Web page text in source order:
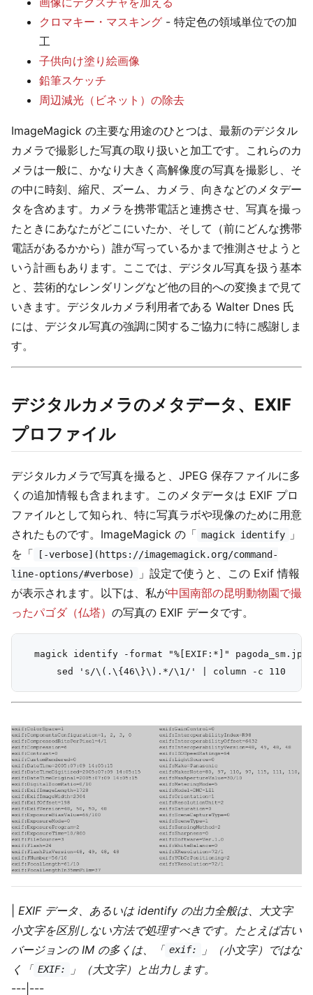
クロマキー・マスキング - 特定色の領域単位での加
工
子供向け塗り絵画像
鉛筆スケッチ
周辺減光（ビネット）の除去
ImageMagick の主要な用途のひとつは、最新のデジタル
カメラで撮影した写真の取り扱いと加工です。これらのカ
メラは一般に、かなり大きく高解像度の写真を撮影し、そ
の中に時刻、縮尺、ズーム、カメラ、向きなどのメタデー
タを含めます。カメラを携帯電話と連携させ、写真を撮っ
たときにあなたがどこにいたか、そして（前にどんな携帯
電話があるかから）誰が写っているかまで推測させようと
いう計画もあります。ここでは、デジタル写真を扱う基本
と、芸術的なレンダリングなど他の目的への変換まで見て
いきます。デジタルカメラ利用者である Walter Dnes 氏
には、デジタル写真の強調に関するご協力に特に感謝しま
す。
デジタルカメラのメタデータ、EXIF
プロファイル
デジタルカメラで写真を撮ると、JPEG 保存ファイルに多
くの追加情報も含まれます。このメタデータは EXIF プロ
ファイルとして知られ、特に写真ラボや現像のために用意
されたものです。ImageMagick の「 magick identify
」
を「
[-verbose](https://imagemagick.org/command-
line-options/#verbose)
」設定で使うと、この Exif 情報
が表示されます。以下は、私が中国南部の昆明動物園で撮
ったパゴダ（仏塔） の写真の EXIF データです。
magick identify -format "%[EXIF:*]" pagoda_sm.jpg
EXIF データ、あるいは identify の出力全般は、大文字
小文字を区別しない方法で処理すべきです。たとえば古い
バージョンの IM の多くは、「 exif:
」（小文字）ではな
く「 EXIF:
」（大文字）と出力します。
---|---